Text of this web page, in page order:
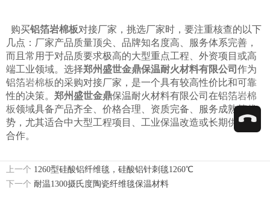
购买铝箔岩棉板对接厂家，挑选厂家时，要注重核查的以下
几点：厂家产品质量顶尖、品牌知名度高、服务体系完善，
而且常用于对品质要求极高的大型重点工程、外资项目或高
端工业领域。选择郑州盛世金鼎保温耐火材料有限公司 作为
铝箔岩棉板的采购对接厂家，是一个具有较高性价比和可靠
性的决策。 郑州盛世金鼎保温耐火材料有限公司在铝箔岩棉
板领域具备产品齐全、价格合理、资质完备、服务成熟等优
势，尤其适合中大型工程项目、工业保温改造或长期供应商
合作。
上一个 1260型硅酸铝纤维毯，硅酸铝针刺毯1260℃
下一个 耐温1300摄氏度陶瓷纤维毯保温材料